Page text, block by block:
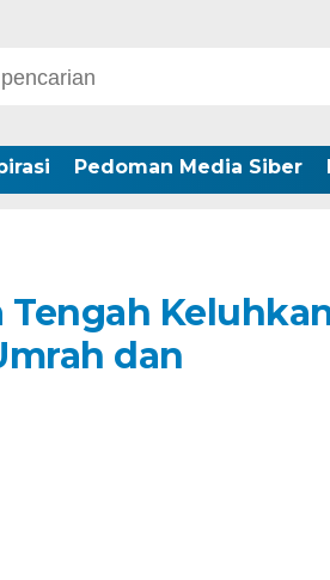
Pedoman Media Siber
Tengah
dan